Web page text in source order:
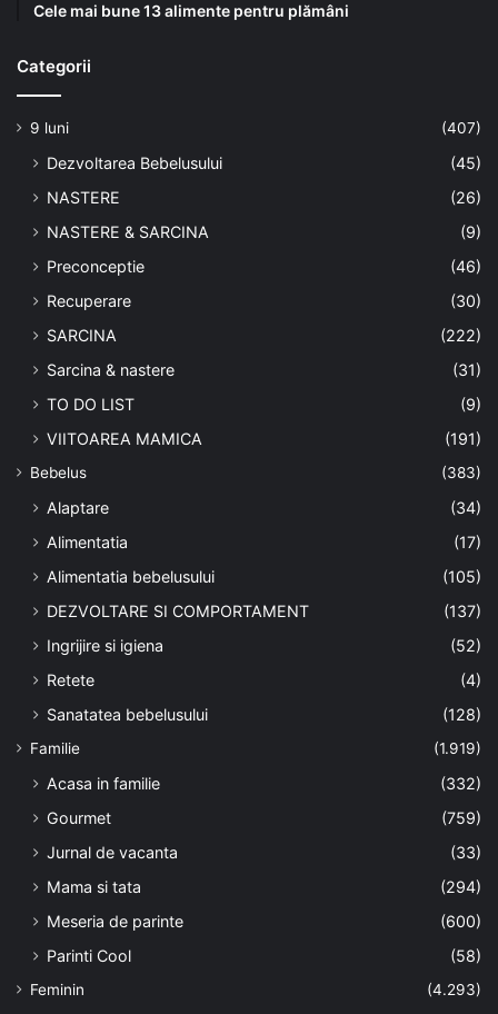
Cele mai bune 13 alimente pentru plămâni
Categorii
9 luni (407)
Dezvoltarea Bebelusului
(45)
NASTERE
(26)
NASTERE & SARCINA
(9)
Preconceptie
(46)
Recuperare
(30)
SARCINA
(222)
Sarcina & nastere
(31)
TO DO LIST
(9)
VIITOAREA MAMICA
(191)
Bebelus (383)
Alaptare
(34)
Alimentatia
(17)
Alimentatia bebelusului
(105)
DEZVOLTARE SI COMPORTAMENT
(137)
Ingrijire si igiena
(52)
Retete
(4)
Sanatatea bebelusului
(128)
Familie (1.919)
Acasa in familie
(332)
Gourmet
(759)
Jurnal de vacanta
(33)
Mama si tata
(294)
Meseria de parinte
(600)
Parinti Cool
(58)
Feminin (4.293)